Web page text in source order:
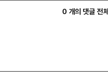
0 개의 댓글 전